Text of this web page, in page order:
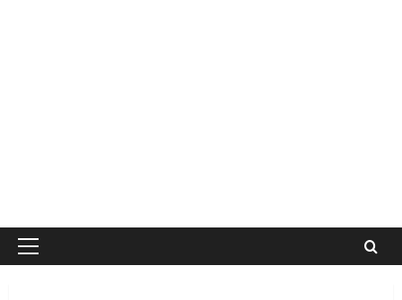
Primary